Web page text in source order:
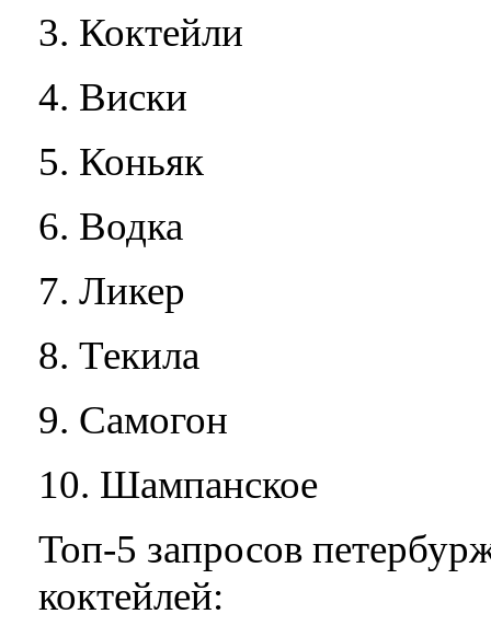
3. Коктейли
4. Виски
5. Коньяк
6. Водка
7. Ликер
8. Текила
9. Самогон
10. Шампанское
Топ-5 запросов
коктейлей: